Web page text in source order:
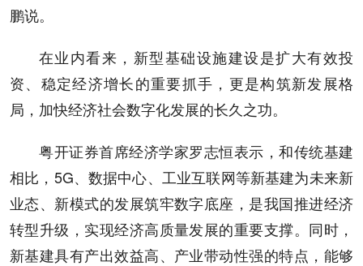
鹏说。
在业内看来，新型基础设施建设是扩大有效投
资、稳定经济增长的重要抓手，更是构筑新发展格
局，加快经济社会数字化发展的长久之功。
粤开证券首席经济学家罗志恒表示，和传统基建
相比，5G、数据中心、工业互联网等新基建为未来新
业态、新模式的发展筑牢数字底座，是我国推进经济
转型升级，实现经济高质量发展的重要支撑。同时，
新基建具有产出效益高、产业带动性强的特点，能够